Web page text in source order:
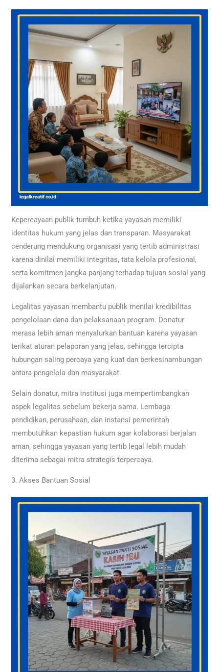
Kepercayaan publik tumbuh ketika yayasan memiliki
identitas hukum yang jelas dan transparan. Masyarakat
cenderung mendukung organisasi yang tertib administrasi
karena dinilai memiliki integritas, tata kelola profesional,
serta komitmen jangka panjang terhadap tujuan sosial yang
dijalankan secara berkelanjutan.
Legalitas yayasan membantu publik menilai kredibilitas
pengelolaan dana dan pelaksanaan program. Donatur
merasa lebih aman menyalurkan bantuan karena yayasan
terikat aturan pelaporan yang jelas, sehingga tercipta
hubungan saling percaya yang kuat dan berkesinambungan
antara pengelola dan masyarakat.
Selain donatur, mitra institusi juga mempertimbangkan
aspek legalitas sebelum bekerja sama. Lembaga
pendidikan, perusahaan, dan instansi pemerintah
membutuhkan kepastian hukum agar kolaborasi berjalan
aman, sehingga yayasan yang tertib legal lebih mudah
diterima sebagai mitra strategis terpercaya.
3. Akses Bantuan Sosial